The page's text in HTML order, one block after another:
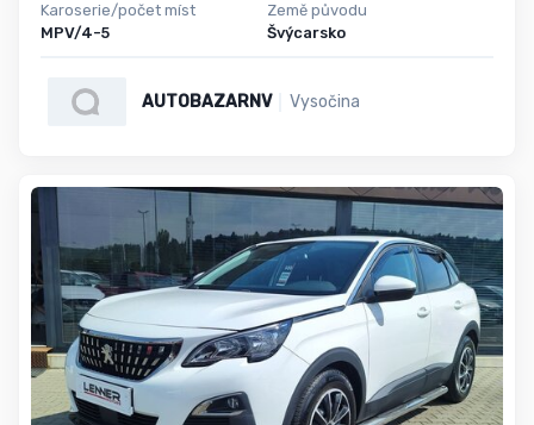
Karoserie/počet míst
MPV/4-5
Země původu
Švýcarsko
AUTOBAZARNV Vysočina